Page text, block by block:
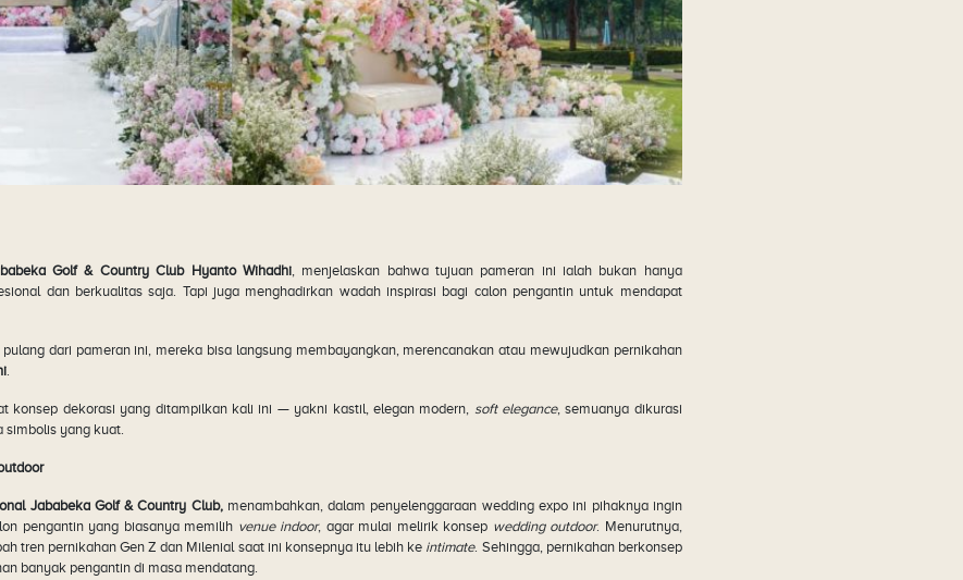
Golf & Country Club Hyanto Wihadhi, menjelaskan bahwa tujuan pameran ini ialah bukan hanya
dan berkualitas saja. Tapi juga menghadirkan wadah inspirasi bagi calon pengantin untuk mendapat
dari pameran ini, mereka bisa langsung membayangkan, merencanakan atau mewujudkan pernikahan
.
konsep dekorasi yang ditampilkan kali ini — yakni kastil, elegan modern, soft elegance, semuanya dikurasi
simbolis yang kuat.
Jababeka Golf & Country Club,menambahkan, dalam penyelenggaraan wedding expo ini pihaknya ingin
pengantin yang biasanya memilih venue indoor, agar mulai melirik konsep wedding outdoor. Menurutnya,
tren pernikahan Gen Z dan Milenial saat ini konsepnya itu lebih ke intimate. Sehingga, pernikahan berkonsep
banyak pengantin di masa mendatang.